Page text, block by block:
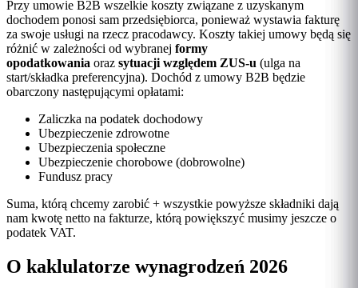
Przy umowie B2B wszelkie koszty związane z uzyskanym
dochodem ponosi sam przedsiębiorca, ponieważ wystawia fakturę
za swoje usługi na rzecz pracodawcy. Koszty takiej umowy będą się
różnić w zależności od wybranej formy
opodatkowania oraz sytuacji względem ZUS-u (ulga na
start/składka preferencyjna). Dochód z umowy B2B będzie
obarczony następującymi opłatami:
Zaliczka na podatek dochodowy
Ubezpieczenie zdrowotne
Ubezpieczenia społeczne
Ubezpieczenie chorobowe (dobrowolne)
Fundusz pracy
Suma, którą chcemy zarobić + wszystkie powyższe składniki dają
nam kwotę netto na fakturze, którą powiększyć musimy jeszcze o
podatek VAT.
O kaklulatorze wynagrodzeń 2026